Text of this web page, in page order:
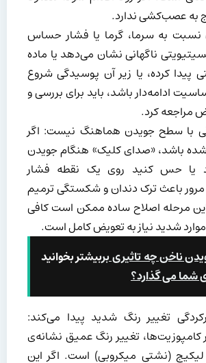
به عصب‌کشی ندارد.
نسبت به سرما، گرما یا فشار حساس
ناگهانی نشان می‌دهد یا ماده
پیدا کرده، یا زیر آن پوسیدگی شروع
ادامه‌دار باشد، باید برای بررسی و
مراجعه کرد.
با سطح جویدن هماهنگ نیست: اگر
باشد، «صدای کلیک» هنگام جویدن
یا حس کنید روی یک نقطه فشار
مرور باعث ترک دندان و شکستگی ترمیم
مرحله اصلاح ساده ممکن است کافی
موارد شدید نیاز به تعویض کامل است.
بیشتر بخوانیدناخن چه تاثیری بر
شما می گذارد؟
تغییر رنگ شدید پیدا می‌کند:
تغییر رنگ عمیق نشانه‌ی
لیکیج (نشتی میکروبی) است. اگر این